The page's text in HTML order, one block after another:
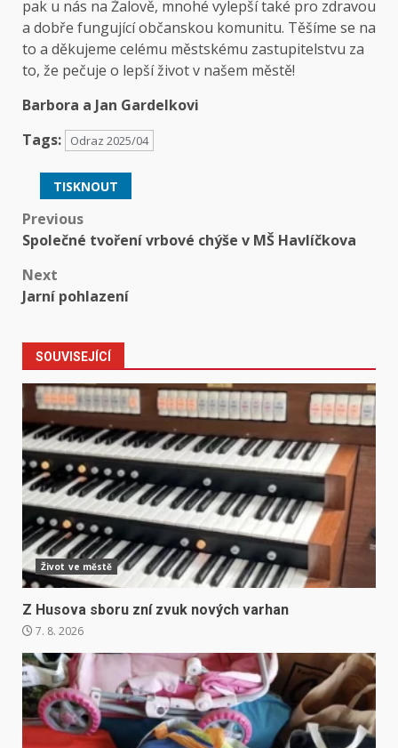
pak u nás na Žalově, mnohé vylepší také pro zdravou
a dobře fungující občanskou komunitu. Těšíme se na
to a děkujeme celému městskému zastupitelstvu za
to, že pečuje o lepší život v našem městě!
Barbora a Jan Gardelkovi
Tags:
Odraz 2025/04
TISKNOUT
Post
navigation
Previous
Společné tvoření vrbové chýše v MŠ Havlíčkova
Next
Jarní pohlazení
SOUVISEJÍCÍ
Život ve městě
Z Husova sboru zní zvuk nových varhan
7. 8. 2026